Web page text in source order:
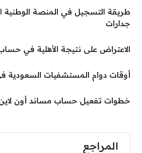
طريقة التسجيل في المنصة الوطنية
جدارات
الاعتراض على نتيجة الأهلية في
أوقات دوام المستشفيات السعودية في
خطوات تفعيل حساب مساند أون
المراجع